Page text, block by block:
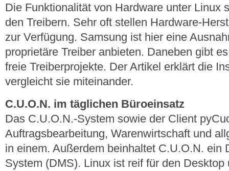
Die Funktionalität von Hardware unter Linux
den Treibern. Sehr oft stellen Hardware-
zur Verfügung. Samsung ist hier eine
proprietäre Treiber anbieten. Daneben gibt
freie Treiberprojekte. Der Artikel erklärt die
vergleicht sie miteinander.
C.U.O.N. im täglichen Büroeinsatz
Das C.U.O.N.-System sowie der Client
Auftragsbearbeitung, Warenwirtschaft und
in einem. Außerdem beinhaltet C.U.O.N. ein
System (DMS). Linux ist reif für den